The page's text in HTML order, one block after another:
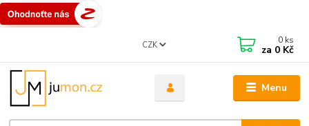
Menu
CZK 0 ks
za 0 Kč